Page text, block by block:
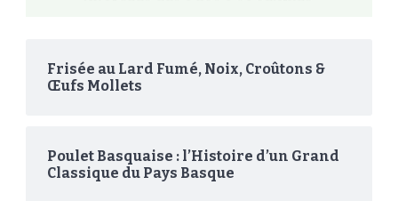
Frisée au Lard Fumé, Noix, Croûtons &
Œufs Mollets
Poulet Basquaise : l’Histoire d’un Grand
Classique du Pays Basque